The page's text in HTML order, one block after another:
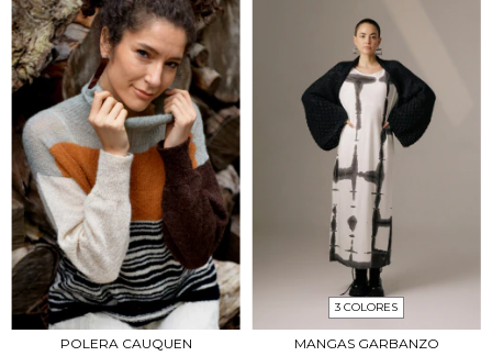
POLERA CAUQUEN
3 COLORES
MANGAS GARBANZO